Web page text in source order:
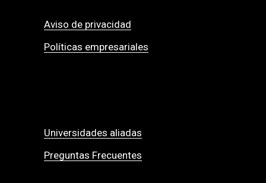
Aviso de privacidad
Políticas empresariales
Universidades aliadas
Preguntas Frecuentes